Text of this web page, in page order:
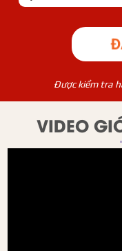
Được kiểm tra
VIDEO